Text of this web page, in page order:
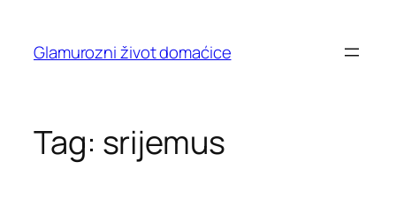
content
Glamurozni život domaćice
Tag: srijemus